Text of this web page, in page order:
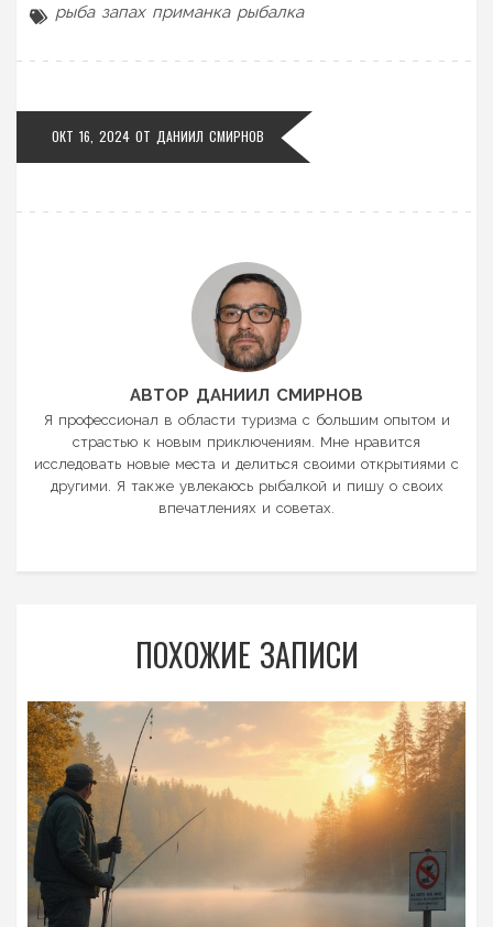
рыба запах приманка рыбалка
ОКТ 16, 2024 ОТ ДАНИИЛ СМИРНОВ
АВТОР ДАНИИЛ СМИРНОВ
Я профессионал в области туризма с большим опытом и
страстью к новым приключениям. Мне нравится
исследовать новые места и делиться своими открытиями с
другими. Я также увлекаюсь рыбалкой и пишу о своих
впечатлениях и советах.
ПОХОЖИЕ ЗАПИСИ